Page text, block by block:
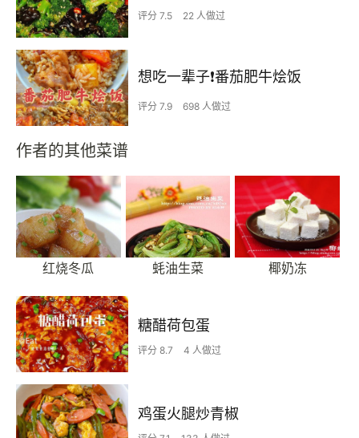
评分 7.5 22 人做过
想吃一辈子❗️番茄肥牛烩饭
评分 7.9 698 人做过
作者的其他菜谱
红烧冬瓜 蚝油生菜 椰奶冻
糖醋荷包蛋
评分 8.7 4 人做过
鸡蛋火腿炒青椒